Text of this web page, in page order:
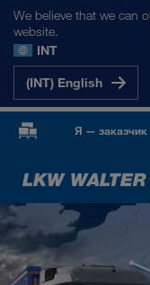
We believe that we can
website.
INT
(INT) English
Я — заказчик
НАШИ РЫНКИ
Европа